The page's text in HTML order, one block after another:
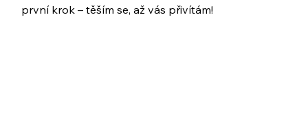
první krok – těším se, až vás přivítám!